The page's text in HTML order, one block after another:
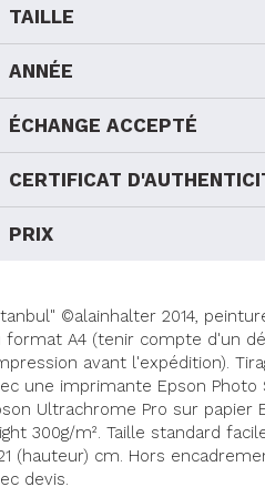
TAILLE
ANNÉE
ÉCHANGE ACCEPTÉ
CERTIFICAT
PRIX
©alainhalter 2014,
format A4 (tenir compte d'un
avant l'expédition).
une imprimante Epson Photo
Ultrachrome Pro sur papier
300g/m². Taille standard
(hauteur) cm. Hors
devis.